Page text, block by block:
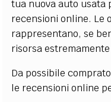
tua nuova auto usata
recensioni online. Le
rappresentano, se
risorsa
Da possibile
le recensioni online